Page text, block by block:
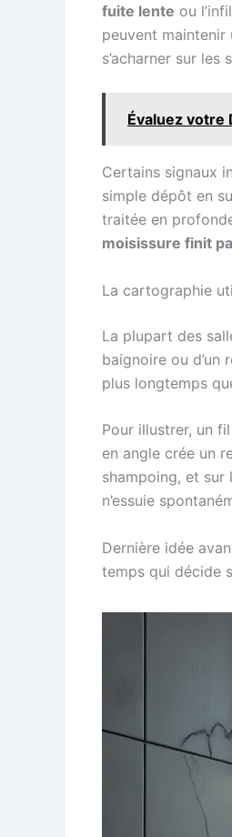
fuite lente ou
peuvent
s’acharner sur
Évaluez votre
Certains signaux
simple dépôt en
traitée en
moisissure finit
La cartographie
La plupart des
baignoire ou
plus longtemps
Pour illustrer, un
en angle crée un
shampoing, et sur
n’essuie
Dernière idée
temps qui décide